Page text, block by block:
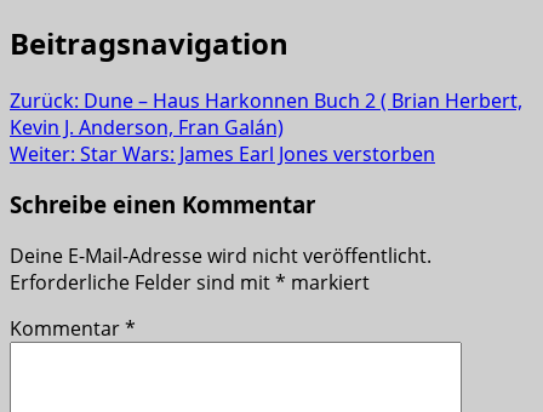
Beitragsnavigation
Zurück: Dune – Haus Harkonnen Buch 2 ( Brian Herbert,
Kevin J. Anderson, Fran Galán)
Weiter: Star Wars: James Earl Jones verstorben
Schreibe einen Kommentar
Deine E-Mail-Adresse wird nicht veröffentlicht.
Erforderliche Felder sind mit* markiert
Kommentar*